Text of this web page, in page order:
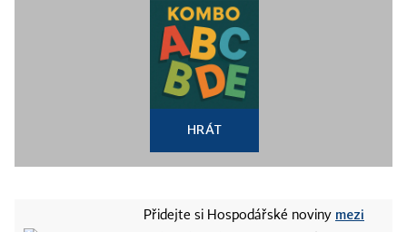
HRÁT
Přidejte si Hospodářské noviny mezi